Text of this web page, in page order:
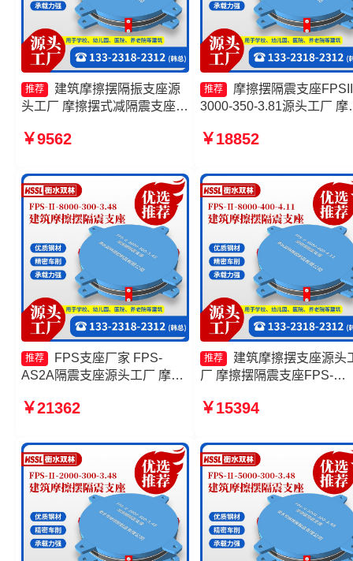
推荐
建筑摩擦摆隔振支座源
头工厂 摩擦摆式减隔震支座
震支座FPSII-3000-300-3.48
￥9562
推荐
摩擦摆隔震支座
3000-350-3.81源头工厂 摩
3.48厂家 建筑摩擦隔震支
座FPSII-10000-350-3.81厂
￥18852
推荐
FPS支座厂家 FPS-
AS2A隔震支座源头工厂 摩擦
生产厂家 摩擦摆隔震支座
家
￥21362
推荐
建筑摩擦摆支座源头
厂 摩擦摆隔震支座FPS-
隔振支座源头工厂 摩擦摆
￥15394